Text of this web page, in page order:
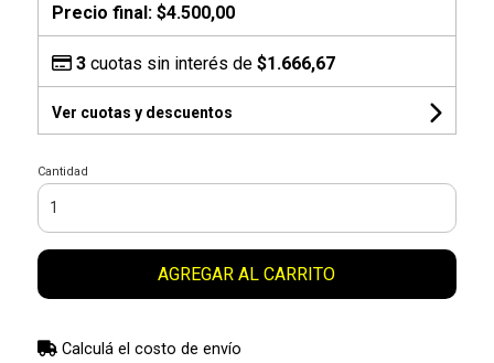
Precio final: $4.500,00
3cuotas sin interés de $1.666,67
Ver cuotas y descuentos
Cantidad
AGREGAR AL CARRITO
Calculá el costo de envío